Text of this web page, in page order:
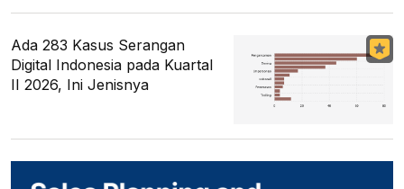
Ada 283 Kasus Serangan
Digital Indonesia pada Kuartal
II 2026, Ini Jenisnya